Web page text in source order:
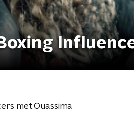
met Ouassima